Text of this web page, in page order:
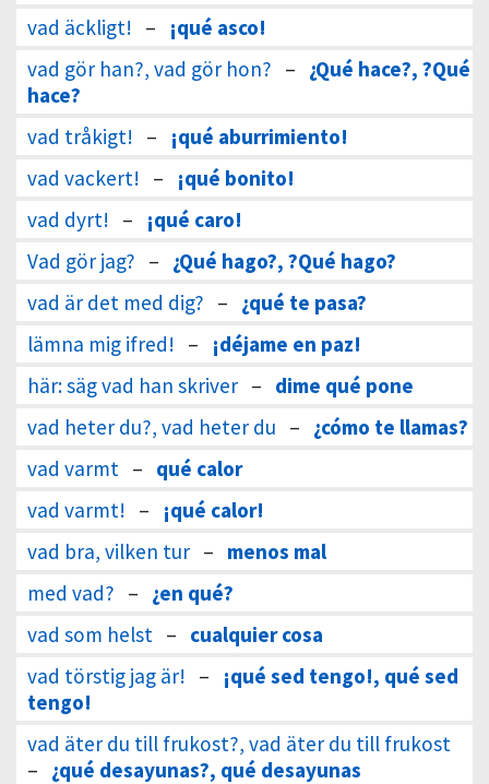
vad äckligt! –
¡qué asco!
vad gör han?, vad gör hon? – ¿Qué hace?, ?Qué
hace?
vad tråkigt! –
¡qué aburrimiento!
vad vackert! –
¡qué bonito!
vad dyrt! –
¡qué caro!
Vad gör jag? – ¿Qué hago?, ?Qué hago?
vad är det med dig? – ¿qué te pasa?
lämna mig ifred! –
¡déjame en paz!
här: säg vad han skriver – dime qué pone
vad heter du?, vad heter du – ¿cómo te llamas?
vad varmt – qué calor
vad varmt! –
¡qué calor!
vad bra, vilken tur – menos mal
med vad? – ¿en qué?
vad som helst – cualquier cosa
vad törstig jag är! –
¡qué sed tengo!, qué sed
tengo!
vad äter du till frukost?, vad äter du till frukost
– ¿qué desayunas?, qué desayunas